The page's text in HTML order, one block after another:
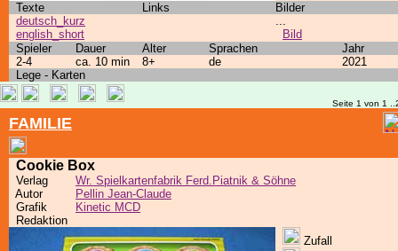
Texte Links
Bilder
deutsch_kurz
english_short
...
Bild
Spieler
Dauer Alter Sprachen
Jahr
2-4
ca. 10 min 8+ de
2021
Lege - Karten
Seite 1 von 1
FAMILIE
Cookie Box
Verlag
Wr. Spielkartenfabrik Ferd.Piatnik & Söhne
Autor
Pellin Jean-Claude
Grafik
Kinetic MCD
Redaktion
Zufall